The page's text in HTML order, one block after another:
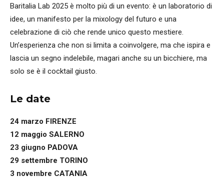
Baritalia Lab 2025 è molto più di un evento: è un laboratorio di
idee, un manifesto per la mixology del futuro e una
celebrazione di ciò che rende unico questo mestiere.
Un’esperienza che non si limita a coinvolgere, ma che ispira e
lascia un segno indelebile, magari anche su un bicchiere, ma
solo se è il cocktail giusto.
Le date
24 marzo FIRENZE
12 maggio SALERNO
23 giugno PADOVA
29 settembre TORINO
3 novembre CATANIA